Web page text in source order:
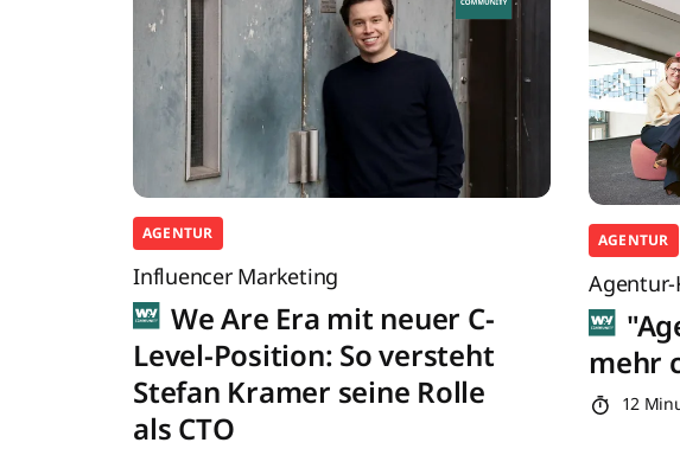
AGENTUR
Influencer Marketing
We Are Era mit neuer C-
Level-Position: So versteht
Stefan Kramer seine Rolle
als CTO
AGENTUR
Agentur-
mehr
12